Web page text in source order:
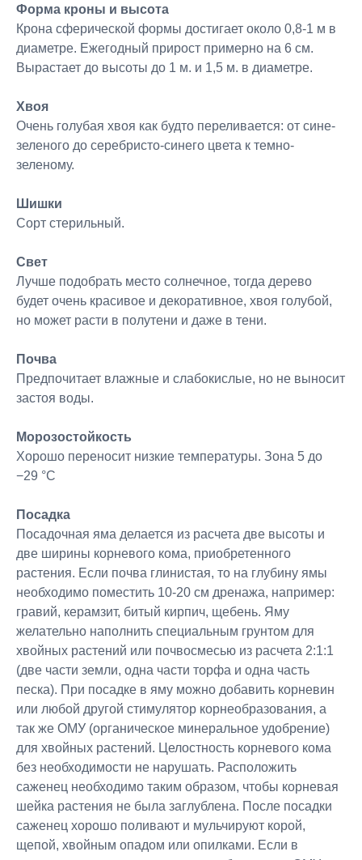
Форма кроны и высота
Крона сферической формы достигает около 0,8-1 м в
диаметре. Ежегодный прирост примерно на 6 см.
Вырастает до высоты до 1 м. и 1,5 м. в диаметре.
Хвоя
Очень голубая хвоя как будто переливается: от сине-
зеленого до серебристо-синего цвета к темно-
зеленому.
Шишки
Сорт стерильный.
Свет
Лучше подобрать место солнечное, тогда дерево
будет очень красивое и декоративное, хвоя голубой,
но может расти в полутени и даже в тени.
Почва
Предпочитает влажные и слабокислые, но не выносит
застоя воды.
Морозостойкость
Хорошо переносит низкие температуры. Зона 5 до
−29 °C
Посадка
Посадочная яма делается из расчета две высоты и
две ширины корневого кома, приобретенного
растения. Если почва глинистая, то на глубину ямы
необходимо поместить 10-20 см дренажа, например:
гравий, керамзит, битый кирпич, щебень. Яму
желательно наполнить специальным грунтом для
хвойных растений или почвосмесью из расчета 2:1:1
(две части земли, одна части торфа и одна часть
песка). При посадке в яму можно добавить корневин
или любой другой стимулятор корнеобразования, а
так же ОМУ (органическое минеральное удобрение)
для хвойных растений. Целостность корневого кома
без необходимости не нарушать. Расположить
саженец необходимо таким образом, чтобы корневая
шейка растения не была заглублена. После посадки
саженец хорошо поливают и мульчируют корой,
щепой, хвойным опадом или опилками. Если в